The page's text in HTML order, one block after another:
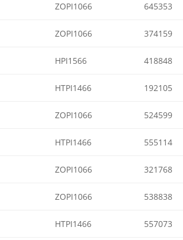
ZOPI1066 645353
ZOPI1066 374159
HPI1566 418848
HTPI1466 192105
ZOPI1066 524599
HTPI1466 555114
ZOPI1066 321768
ZOPI1066 538838
HTPI1466 557073